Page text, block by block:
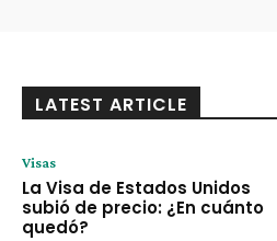
LATEST ARTICLE
Visas
La Visa de Estados Unidos
subió de precio: ¿En cuánto
quedó?